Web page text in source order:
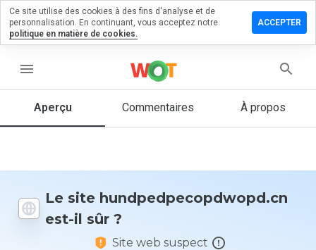
menu
Aperçu Commentaires À propos
Le site hundpedpecopdwopd.cn
est-il sûr ?
Site web suspect
commentaire
Quelle
donneriez-
Ce site utilise des cookies à des fins d'analyse et de
personnalisation. En continuant, vous acceptez notre
politique en matière de cookies.
ACCEPTER